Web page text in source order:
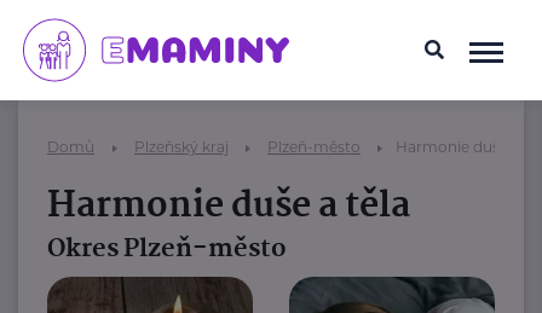
Domů Plzeňský kraj Plzeň-město Harmonie duše a
Harmonie duše a těla
Okres Plzeň-město